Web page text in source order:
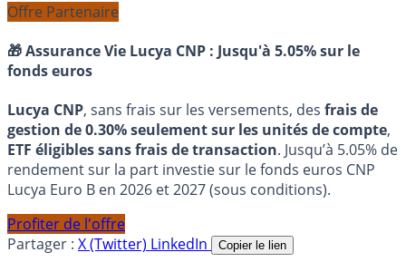
Offre Partenaire
🎁 Assurance Vie Lucya CNP : Jusqu'à 5.05% sur le
fonds euros
Lucya CNP, sans frais sur les versements, des frais de
gestion de 0.30% seulement sur les unités de compte,
ETF éligibles sans frais de transaction. Jusqu’à 5.05% de
rendement sur la part investie sur le fonds euros CNP
Lucya Euro B en 2026 et 2027 (sous conditions).
Profiter de l'offre
Partager : X (Twitter) LinkedIn Copier le lien